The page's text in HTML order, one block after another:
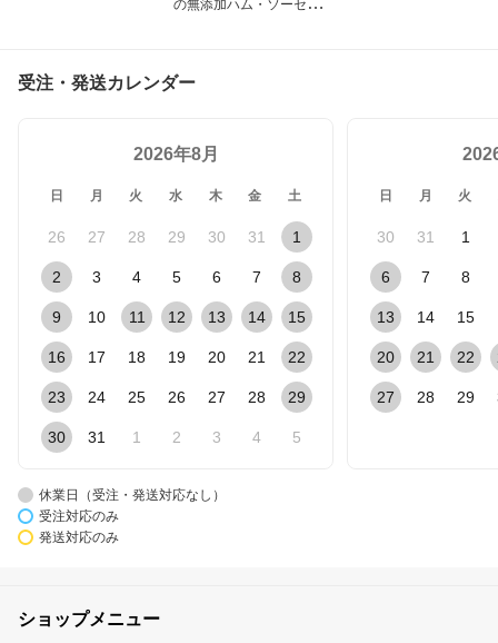
の無添加ハム・ソーセー
受注・発送カレンダー
2026年8月
日 月 火 水 木 金 土
26 27 28 29 30 31 1
2 3 4 5 6 7 8
9 10 11 12 13 14 15
16 17 18 19 20 21 22
23 24 25 26 27 28 29
30 31 1 2 3 4 5
日 月 火
30 31 1
6 7 8
13 14 15
20 21 22
27 28 29
休業日（受注・発送対応なし）
受注対応のみ
発送対応のみ
ショップメニュー